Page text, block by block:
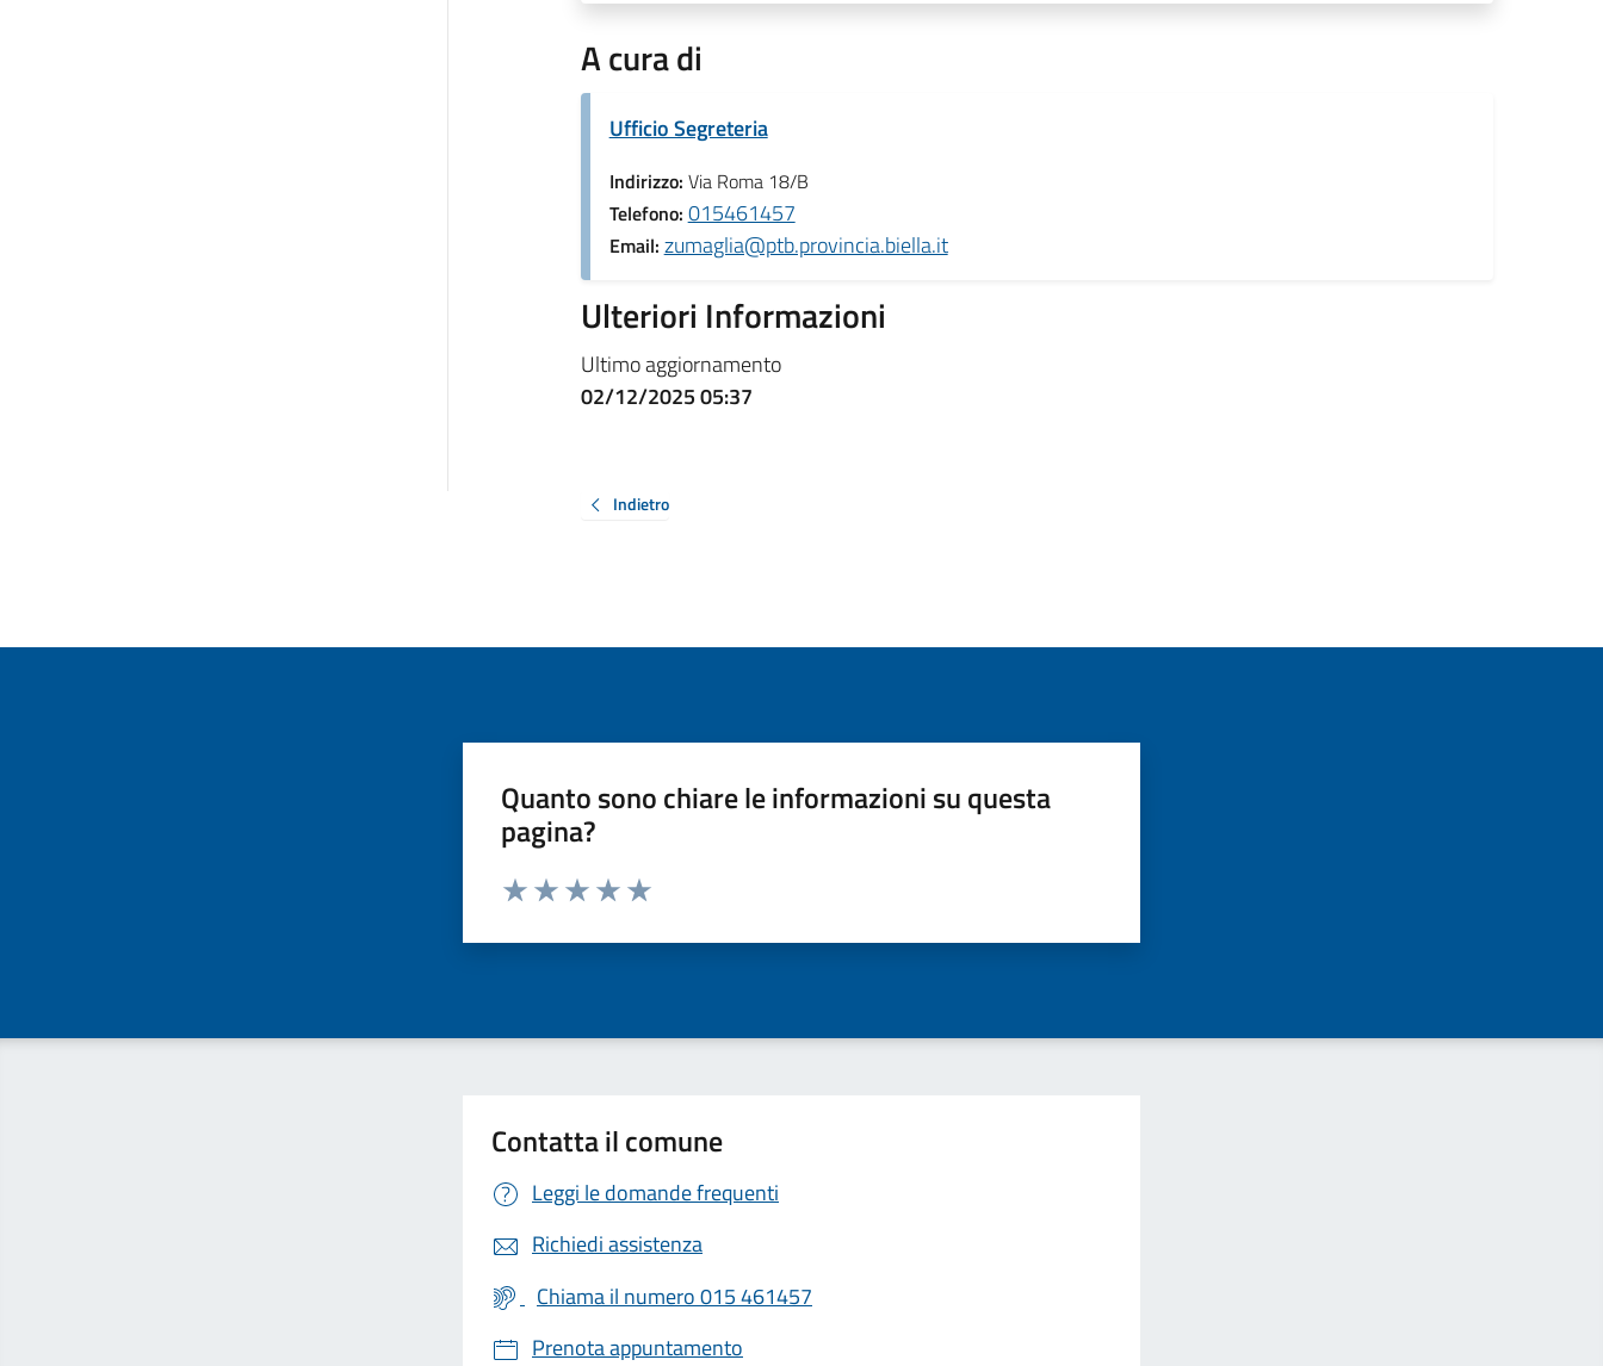
A cura di
Ufficio Segreteria
Indirizzo: Via Roma 18/B
Telefono: 015461457
Email: zumaglia@ptb.provincia.biella.it
Ulteriori Informazioni
Ultimo aggiornamento
02/12/2025 05:37
Indietro
Quanto sono chiare le informazioni su questa
pagina?
Valuta da 1 a 5 stelle la pagina
Contatta il comune
Leggi le domande frequenti
Richiedi assistenza
Chiama il numero 015 461457
Prenota appuntamento